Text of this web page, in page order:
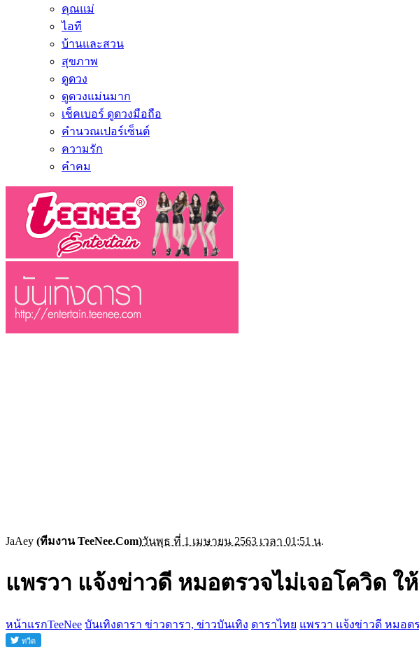
คุณแม่
ไอที
บ้านและสวน
สุขภาพ
ดูดวง
ดูดวงแม่นมาก
เช็คเบอร์ ดูดวงมือถือ
คำนวณเปอร์เซ็นต์
ความรัก
คำคม
JaAey (ทีมงาน TeeNee.Com)วันพุธ ที่ 1 เมษายน 2563 เวลา 01:51 น.
แพรวา แจ้งข่าวดี หมอตรวจไม่เจอโควิด ใ
หน้าแรกTeeNee บันเทิงดารา ข่าวดารา, ข่าวบันเทิง ดาราไทย แพรวา แจ้งข่าวดี หมอต